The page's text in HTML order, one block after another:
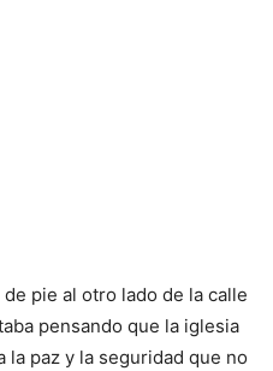
pie al otro lado de la calle
pensando que la iglesia
la paz y la seguridad que no